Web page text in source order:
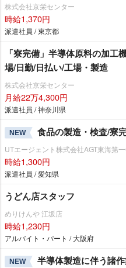
株式会社京栄センター
時給1,370円
派遣社員 / 東京都
「寮完備」半導体原料の加工
場/日勤/日払い/工場・製造
株式会社京栄センター
月給22万4,300円
派遣社員 / 神奈川県
NEW 食品の製造・検査/寮
UTエージェント株式会社AGT東海第
時給1,300円
派遣社員 / 愛知県
うどん店スタッフ
めりけんや 江坂店
時給1,230円
アルバイト・パート / 大阪府
NEW 半導体製造に伴う諸